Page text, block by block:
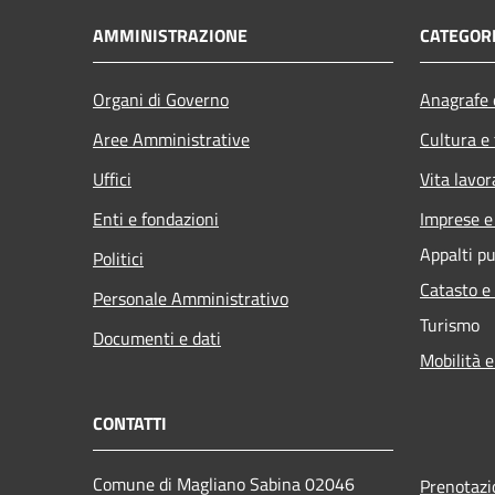
AMMINISTRAZIONE
Organi di Governo
Aree Amministrative
Uffici
Enti e fondazioni
Politici
Personale Amministrativo
Documenti e dati
Cultura
Vita
Imprese
Appalti
Catasto
Turismo
Mobilità
CONTATTI
Comune di Magliano Sabina 02046